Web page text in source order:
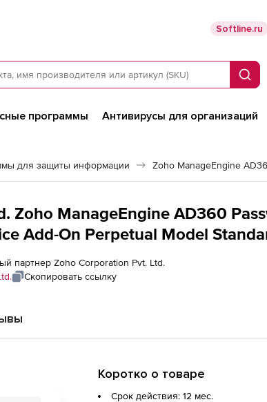
Softline.ru
Поиск
программы Антивирусы для организаций
для защиты информации Zoho ManageEngine
Zoho ManageEngine AD360
Add-On Perpetual Model
on на 1 год), Fee For 50000
партнер Zoho Corporation Pvt. Ltd.
Скопировать ссылку
Коротко о товаре
Срок действия: 12 мес.